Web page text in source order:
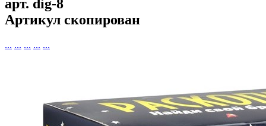
арт. dig-8
Артикул скопирован
... ... ... ... ...